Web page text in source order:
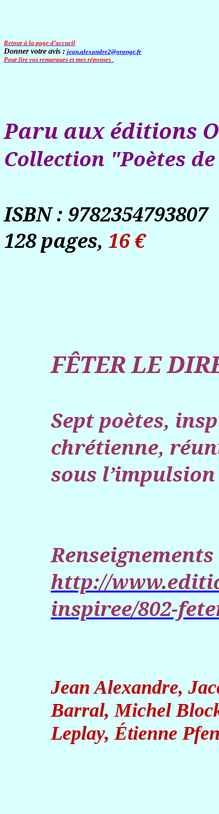
Retour à la page d’accueil
Donner votre avis : jean.alexandre2@orange.fr
Pour lire vos remarques et mes réponses
Paru aux éditions
Collection "Poètes
ISBN : 9782354793807
128 pages, 16 €
FÊTER LE
Sept poètes,
chrétienne,
sous
http://
inspiree/802-
Jean Alexandre,
Barral, Michel
Leplay, Étienne